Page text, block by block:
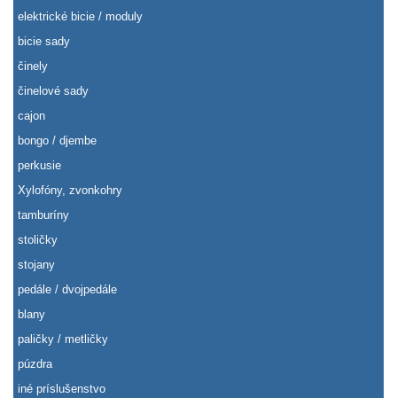
elektrické bicie / moduly
bicie sady
činely
činelové sady
cajon
bongo / djembe
perkusie
Xylofóny, zvonkohry
tamburíny
stoličky
stojany
pedále / dvojpedále
blany
paličky / metličky
púzdra
iné príslušenstvo